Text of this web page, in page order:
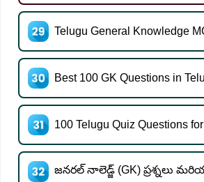
Telugu General Knowledge
Best 100 GK Questions in
100 Telugu Quiz Questions
జనరల్ నాలెడ్జ్ (GK) ప్రశ్నలు